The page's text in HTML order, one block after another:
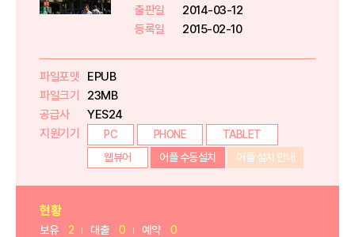
출판일
2014-03-12
등록일
2015-02-10
파일포맷
EPUB
파일크기
23MB
공급사
YES24
지원기기
PC PHONE
TABLET
웹뷰어
어플 수동설치 어플 설치 안내
현황
보유 2 대출 0 예약 0